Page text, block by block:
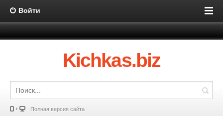
Войти
Kichkas.biz
Полная версия сайта